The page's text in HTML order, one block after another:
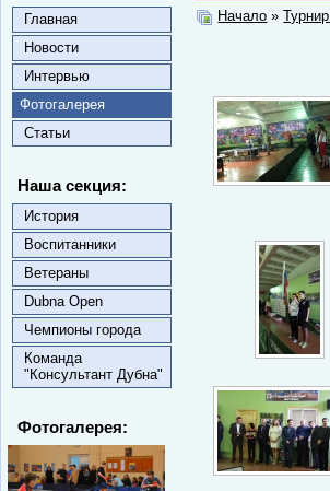
Главная
Новости
Интервью
Фотогалерея
Статьи
Наша секция:
История
Воспитанники
Ветераны
Dubna Open
Чемпионы города
Команда
"Консультант Дубна"
Фотогалерея:
Начало »